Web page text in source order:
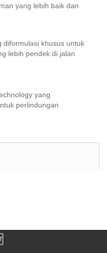
yang lebih baik dan
diformulasi khusus untuk
lebih pendek di jalan
yang
perlindungan